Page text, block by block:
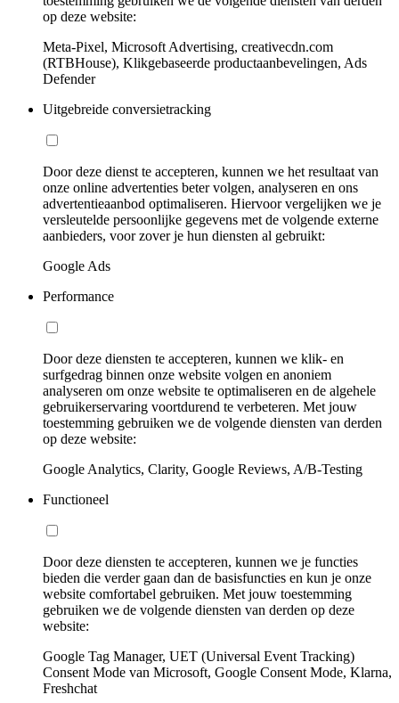
op deze website:
Meta-Pixel, Microsoft Advertising, creativecdn.com
(RTBHouse), Klikgebaseerde productaanbevelingen, Ads
Defender
Uitgebreide conversietracking
Door deze dienst te accepteren, kunnen we het resultaat van
onze online advertenties beter volgen, analyseren en ons
advertentieaanbod optimaliseren. Hiervoor vergelijken we je
versleutelde persoonlijke gegevens met de volgende externe
aanbieders, voor zover je hun diensten al gebruikt:
Google Ads
Performance
Door deze diensten te accepteren, kunnen we klik- en
surfgedrag binnen onze website volgen en anoniem
analyseren om onze website te optimaliseren en de algehele
gebruikerservaring voortdurend te verbeteren. Met jouw
toestemming gebruiken we de volgende diensten van derden
op deze website:
Google Analytics, Clarity, Google Reviews, A/B-Testing
Functioneel
Door deze diensten te accepteren, kunnen we je functies
bieden die verder gaan dan de basisfuncties en kun je onze
website comfortabel gebruiken. Met jouw toestemming
gebruiken we de volgende diensten van derden op deze
website:
Google Tag Manager, UET (Universal Event Tracking)
Consent Mode van Microsoft, Google Consent Mode, Klarna,
Freshchat